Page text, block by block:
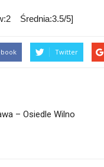
Średnia:3.5/5]
Twitter
– Osiedle Wilno